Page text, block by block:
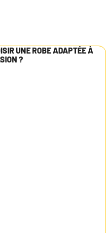
UNE ROBE ADAPTÉE À
?